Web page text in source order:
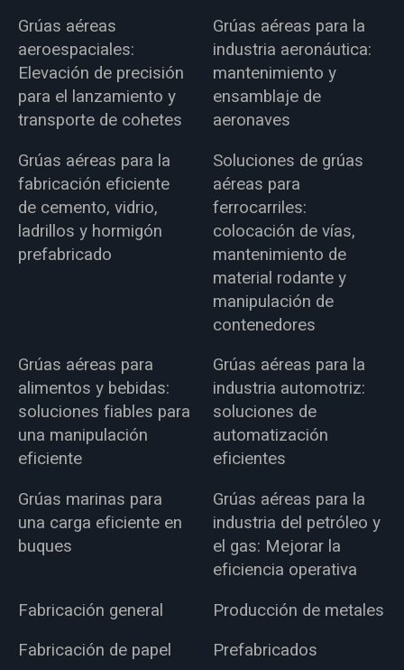
Grúas aéreas
aeroespaciales:
Elevación de precisión
para el lanzamiento y
transporte de cohetes
Grúas aéreas para la
industria aeronáutica:
mantenimiento y
ensamblaje de
aeronaves
Grúas aéreas para la
fabricación eficiente
de cemento, vidrio,
ladrillos y hormigón
prefabricado
Soluciones de grúas
aéreas para
ferrocarriles:
colocación de vías,
mantenimiento de
material rodante y
manipulación de
contenedores
Grúas aéreas para
alimentos y bebidas:
soluciones fiables para
una manipulación
eficiente
Grúas aéreas para la
industria automotriz:
soluciones de
automatización
eficientes
Grúas marinas para
una carga eficiente en
buques
Grúas aéreas para la
industria del petróleo y
el gas: Mejorar la
eficiencia operativa
Fabricación general
Producción de metales
Fabricación de papel
Prefabricados